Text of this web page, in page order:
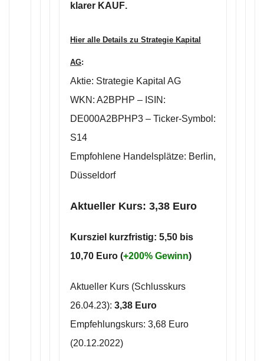
klarer KAUF.
Hier alle Details zu Strategie Kapital
AG:
Aktie: Strategie Kapital AG
WKN: A2BPHP – ISIN:
DE000A2BPHP3 – Ticker-Symbol:
S14
Empfohlene Handelsplätze: Berlin,
Düsseldorf
Aktueller Kurs: 3,38 Euro
Kursziel kurzfristig: 5,50 bis
10,70 Euro (+200% Gewinn)
Aktueller Kurs (Schlusskurs
26.04.23): 3,38 Euro
Empfehlungskurs: 3,68 Euro
(20.12.2022)